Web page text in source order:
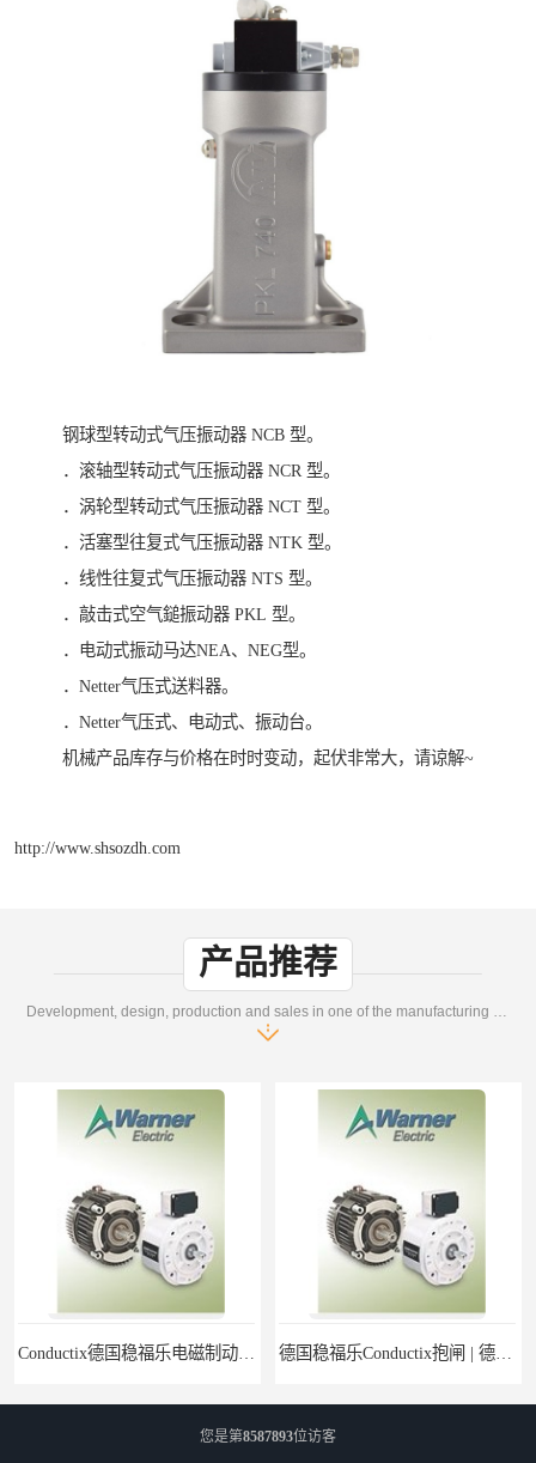
钢球型转动式气压振动器 NCB 型。
．滚轴型转动式气压振动器 NCR 型。
．涡轮型转动式气压振动器 NCT 型。
．活塞型往复式气压振动器 NTK 型。
．线性往复式气压振动器 NTS 型。
．敲击式空气鎚振动器 PKL 型。
．电动式振动马达NEA、NEG型。
．Netter气压式送料器。
．Netter气压式、电动式、振动台。
机械产品库存与价格在时时变动，起伏非常大，请谅解~
http://www.shsozdh.com
产品推荐
Conductix德国稳福乐电磁制动器 | Conductix德国稳福乐廉价特卖 德国稳福乐Conductix抱闸 | 德国稳福乐Conductix廉价特供
您是第8587893位访客